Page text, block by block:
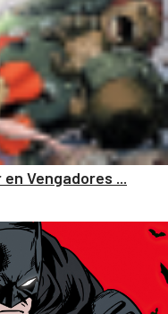
Vengadores ...